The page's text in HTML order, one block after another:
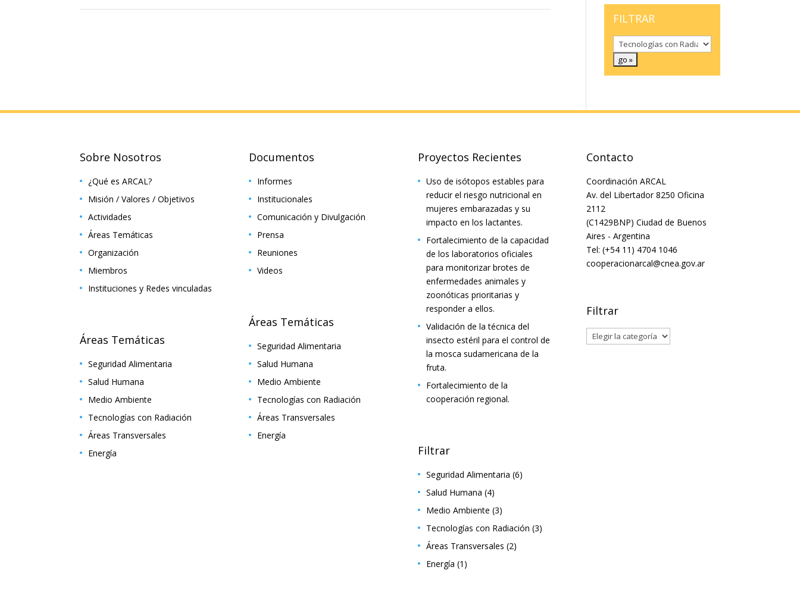
FILTRAR
Sobre Nosotros
¿Qué es ARCAL?
Misión / Valores / Objetivos
Actividades
Áreas Temáticas
Organización
Miembros
Instituciones y Redes vinculadas
Áreas Temáticas
Seguridad Alimentaria
Salud Humana
Medio Ambiente
Tecnologías con Radiación
Áreas Transversales
Energía
Documentos
Informes
Institucionales
Comunicación y Divulgación
Prensa
Reuniones
Videos
Áreas Temáticas
Seguridad Alimentaria
Salud Humana
Medio Ambiente
Tecnologías con Radiación
Áreas Transversales
Energía
Proyectos Recientes
Uso de isótopos estables para
reducir el riesgo nutricional en
mujeres embarazadas y su
impacto en los lactantes.
Fortalecimiento de la capacidad
de los laboratorios oficiales
para monitorizar brotes de
enfermedades animales y
zoonóticas prioritarias y
responder a ellos.
Validación de la técnica del
insecto estéril para el control de
la mosca sudamericana de la
fruta.
Fortalecimiento de la
cooperación regional.
Filtrar
Seguridad Alimentaria (6)
Salud Humana (4)
Medio Ambiente (3)
Tecnologías con Radiación (3)
Áreas Transversales (2)
Energía (1)
Contacto
Coordinación ARCAL
Av. del Libertador 8250 Oficina
2112
(C1429BNP) Ciudad de Buenos
Aires - Argentina
Tel: (+54 11) 4704 1046
cooperacionarcal@cnea.gov.ar
Filtrar
Filtrar